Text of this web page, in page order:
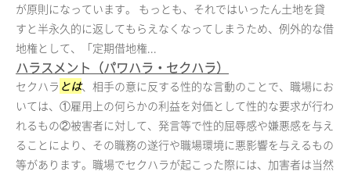
が原則になっています。 もっとも、それではいったん土地を貸
すと半永久的に返してもらえなくなってしまうため、例外的な借
地権として、「定期借地権...
ハラスメント（パワハラ・セクハラ）
セクハラ とは、相手の意に反する性的な言動のことで、職場にお
いては、①雇用上の何らかの利益を対価として性的な要求が行わ
れるもの②被害者に対して、発言等で性的屈辱感や嫌悪感を与え
ることにより、その職務の遂行や職場環境に悪影響を与えるもの
等があります。職場でセクハラが起こった際には、加害者は当然